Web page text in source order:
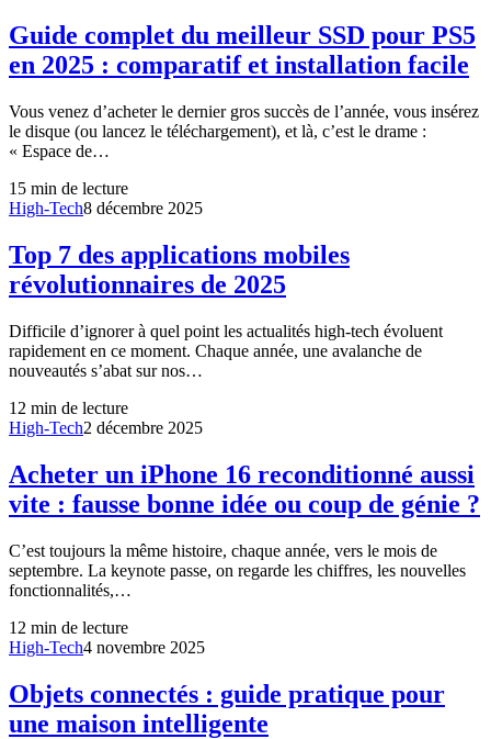
Guide complet du meilleur SSD pour PS5
en 2025 : comparatif et installation facile
Vous venez d’acheter le dernier gros succès de l’année, vous insérez
le disque (ou lancez le téléchargement), et là, c’est le drame :
« Espace de…
15 min de lecture
High-Tech8 décembre 2025
Top 7 des applications mobiles
révolutionnaires de 2025
Difficile d’ignorer à quel point les actualités high-tech évoluent
rapidement en ce moment. Chaque année, une avalanche de
nouveautés s’abat sur nos…
12 min de lecture
High-Tech2 décembre 2025
Acheter un iPhone 16 reconditionné aussi
vite : fausse bonne idée ou coup de génie ?
C’est toujours la même histoire, chaque année, vers le mois de
septembre. La keynote passe, on regarde les chiffres, les nouvelles
fonctionnalités,…
12 min de lecture
High-Tech4 novembre 2025
Objets connectés : guide pratique pour
une maison intelligente